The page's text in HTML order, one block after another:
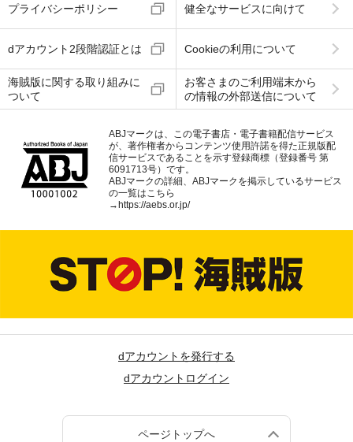
プライバシーポリシー 健全なサービスに向けて
dアカウント2段階認証とは Cookieの利用について
海賊版に関する取り組みに
ついて
お客さまのご利用端末から
の情報の外部送信について
ABJマークは、この電子書店・電子書籍配信サービス
が、著作権者からコンテンツ使用許諾を得た正規版配
信サービスであることを示す登録商標（登録番号 第
6091713号）です。
ABJマークの詳細、ABJマークを掲示しているサービス
の一覧はこちら
→ https://aebs.or.jp/
dアカウントを発行する
dアカウントログイン
ページトップへ